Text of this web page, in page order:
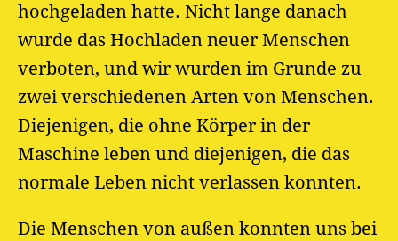
hochgeladen hatte. Nicht lange danach
wurde das Hochladen neuer Menschen
verboten, und wir wurden im Grunde zu
zwei verschiedenen Arten von Menschen.
Diejenigen, die ohne Körper in der
Maschine leben und diejenigen, die das
normale Leben nicht verlassen konnten.
Die Menschen von außen konnten uns bei